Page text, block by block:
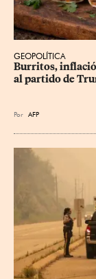
GEOPOLÍTICA
Burritos,
al partido de
Por AFP